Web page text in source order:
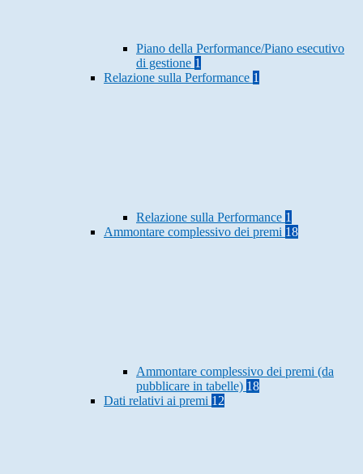
Piano della Performance/Piano esecutivo
di gestione 1
Relazione sulla Performance 1
Relazione sulla Performance 1
Ammontare complessivo dei premi 18
Ammontare complessivo dei premi (da
pubblicare in tabelle) 18
Dati relativi ai premi 12